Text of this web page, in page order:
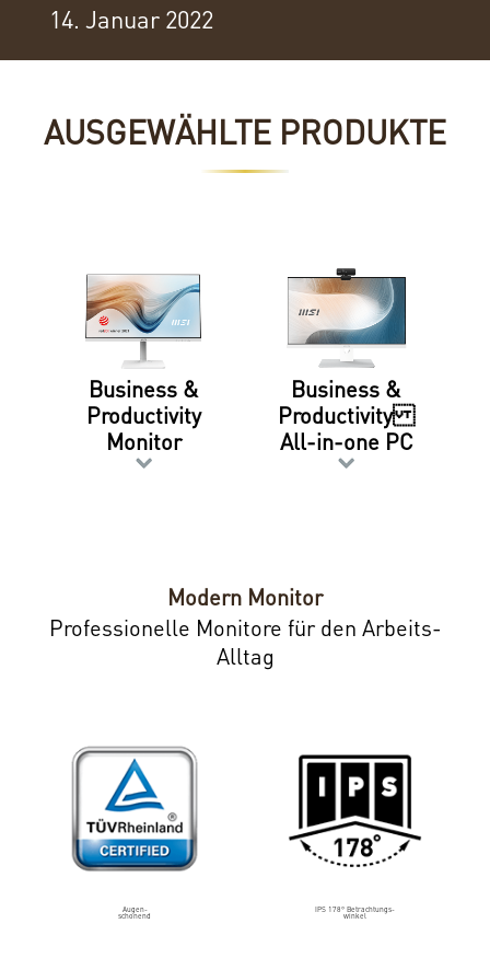
14. Januar 2022
AUSGEWÄHLTE PRODUKTE
Business &
Productivity
Monitor
Business &
Productivity
All-in-one PC
Modern Monitor
Professionelle Monitore für den Arbeits-
Alltag
Augen-
schonend
IPS 178° Betrachtungs-
winkel